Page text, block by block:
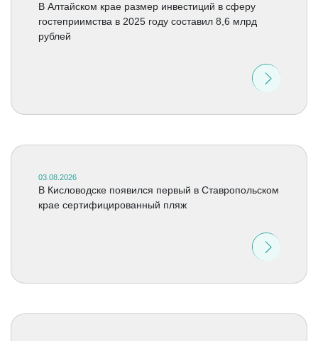
В Алтайском крае размер инвестиций в сферу
гостеприимства в 2025 году составил 8,6 млрд
рублей
03.08.2026
В Кисловодске появился первый в Ставропольском
крае сертифицированный пляж